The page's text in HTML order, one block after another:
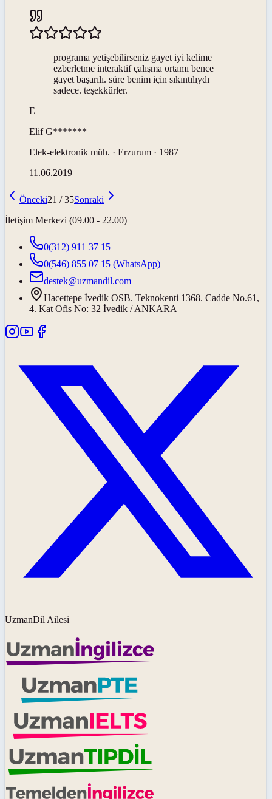
programa yetişebilirseniz gayet iyi kelime
ezberletme interaktif çalışma ortamı bence
gayet başarılı. süre benim için sıkıntılıydı
sadece. teşekkürler.
E
Elif G*******
Elek-elektronik müh. · Erzurum · 1987
11.06.2019
Önceki21 /35Sonraki
İletişim Merkezi (09.00 - 22.00)
0(312) 911 37 15
0(546) 855 07 15 (WhatsApp)
destek@uzmandil.com
Hacettepe İvedik OSB. Teknokenti 1368. Cadde No.61,
4. Kat Ofis No: 32 İvedik / ANKARA
UzmanDil Ailesi